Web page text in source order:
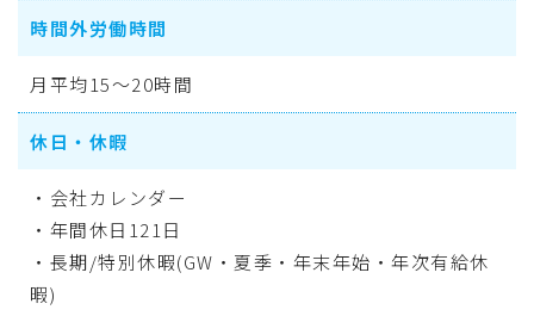
時間外労働時間
月平均15～20時間
休日・休暇
・会社カレンダー
・年間休日121日
・長期/特別休暇(GW・夏季・年末年始・年次有給休
暇)